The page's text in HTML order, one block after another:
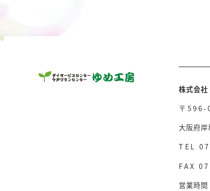
株式会社
〒596-
大阪府岸
TEL
FAX
営業時間